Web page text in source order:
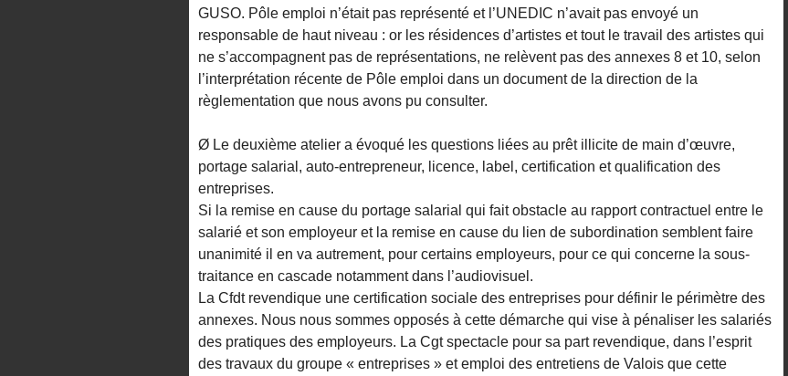
GUSO. Pôle emploi n’était pas représenté et l’UNEDIC n’avait pas envoyé un
responsable de haut niveau : or les résidences d’artistes et tout le travail des artistes qui
ne s’accompagnent pas de représentations, ne relèvent pas des annexes 8 et 10, selon
l’interprétation récente de Pôle emploi dans un document de la direction de la
règlementation que nous avons pu consulter.
Ø Le deuxième atelier a évoqué les questions liées au prêt illicite de main d’œuvre,
portage salarial, auto-entrepreneur, licence, label, certification et qualification des
entreprises.
Si la remise en cause du portage salarial qui fait obstacle au rapport contractuel entre le
salarié et son employeur et la remise en cause du lien de subordination semblent faire
unanimité il en va autrement, pour certains employeurs, pour ce qui concerne la sous-
traitance en cascade notamment dans l’audiovisuel.
La Cfdt revendique une certification sociale des entreprises pour définir le périmètre des
annexes. Nous nous sommes opposés à cette démarche qui vise à pénaliser les salariés
des pratiques des employeurs. La Cgt spectacle pour sa part revendique, dans l’esprit
des travaux du groupe « entreprises » et emploi des entretiens de Valois que cette